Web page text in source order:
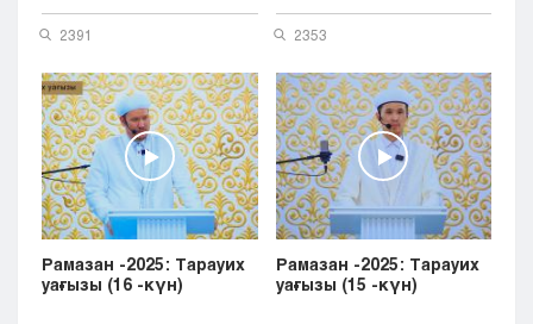
2391 2353
Рамазан -2025: Тарауих
уағызы (16 -күн)
Рамазан -2025: Тарауих
уағызы (15 -күн)